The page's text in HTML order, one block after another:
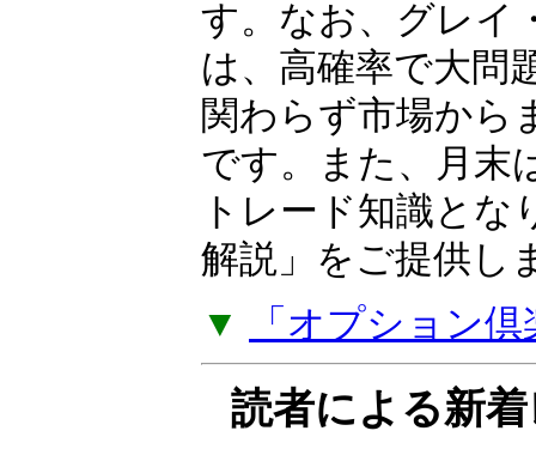
OP（オプション
ーが独自の視点と
日本株・米国株・
るがしそうな「政
イ・リノ」「異
す。なお、グレイ
は、高確率で大問
関わらず市場から
です。また、月